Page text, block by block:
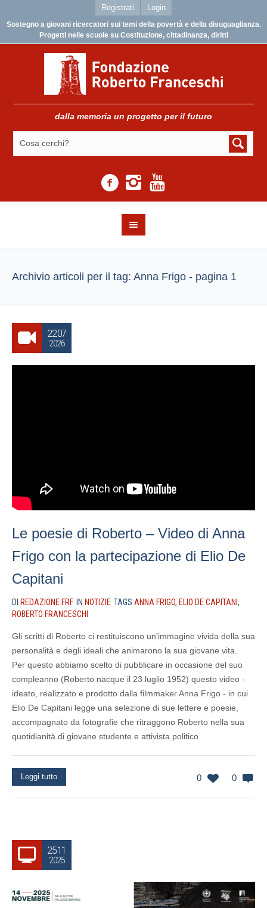
Registrati Login
Sostegno a giovani ricercatori sui temi della povertà e della disuguaglianza.
Progetti nelle scuole su Costituzione, cittadinanza, diritti
dalla memoria un progetto per il futuro
Archivio articoli per il tag: Anna Frigo - pagina 1
22.07
2026
Le poesie di Roberto – Video di Anna
Frigo con la partecipazione di Elio De
Capitani
DI REDAZIONE FRF IN NOTIZIE TAGS ANNA FRIGO, ELIO DE CAPITANI ,
ROBERTO FRANCESCHI
Gli scritti di Roberto ci restituiscono un'immagine vivida della sua
personalità e degli ideali che animarono la sua giovane vita.
Per questo abbiamo scelto di pubblicare in occasione del suo
compleanno (Roberto nacque il 23 luglio 1952) questo video -
ideato, realizzato e prodotto dalla filmmaker Anna Frigo - in cui
Elio De Capitani legge una selezione di sue lettere e poesie,
accompagnato da fotografie che ritraggono Roberto nella sua
quotidianità di giovane studente e attivista politico
0 0
Leggi tutto
25.11
2025